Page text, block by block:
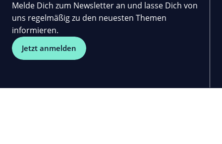
Melde Dich zum Newsletter an und lasse Dich von
uns regelmäßig zu den neuesten Themen
informieren.
Jetzt anmelden